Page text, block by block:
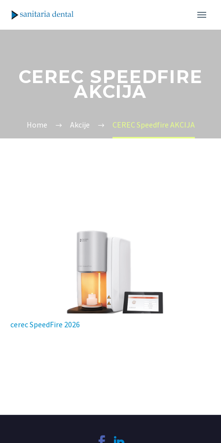
CEREC SPEEDFIRE
AKCIJA
Home Akcije CEREC Speedfire AKCIJA
cerec SpeedFire 2026